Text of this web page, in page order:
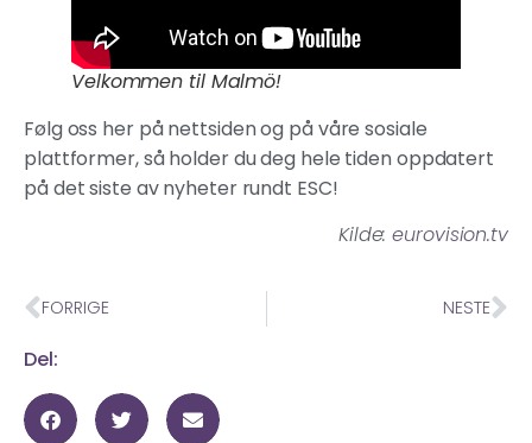
Velkommen til Malmö!
Følg oss her på nettsiden og på våre sosiale
plattformer, så holder du deg hele tiden oppdatert
på det siste av nyheter rundt ESC!
Kilde:eurovision.tv
FORRIGE NESTE
Del: